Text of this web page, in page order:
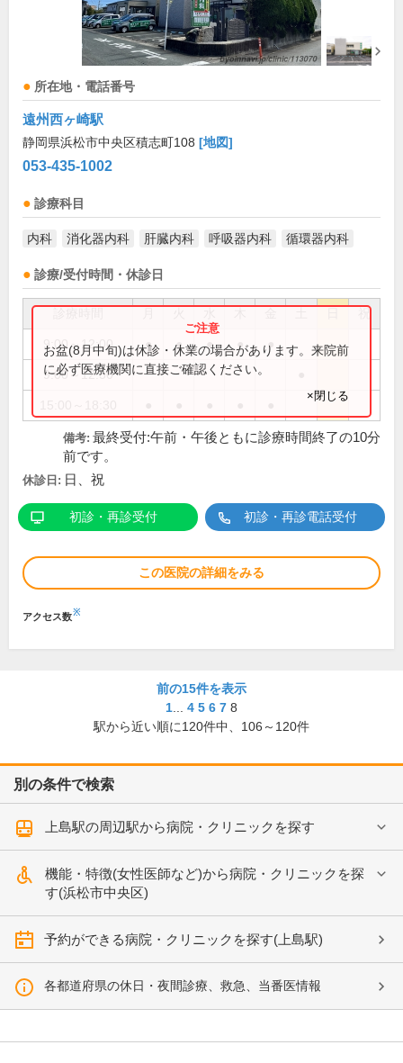
所在地・電話番号
遠州西ヶ崎駅
静岡県浜松市中央区積志町108 [地図]
053-435-1002
診療科目
内科 消化器内科 肝臓内科 呼吸器内科 循環器内科
診療/受付時間・休診日
祝
9:00～12:00 ● ● ● ● ●
9:00～12:30
お盆(8月中旬)は休診・休業の場合があります。来院前
に必ず医療機関に直接ご確認ください。
×閉じる
備考: 最終受付:午前・午後ともに診療時間終了の10分
前です。
休診日: 日、祝
初診・再診受付 初診・再診電話受付
この医院の詳細をみる
アクセス数※
前の15件を表示
1
4 5 6 7 8
駅から近い順に120件中、 106～120件
別の条件で検索
上島駅の周辺駅から病院・クリニックを探す
機能・特徴(女性医師など)から病院・クリニックを探
す(浜松市中央区)
予約ができる病院・クリニックを探す(上島駅)
各都道府県の休日・夜間診療、救急、当番医情報